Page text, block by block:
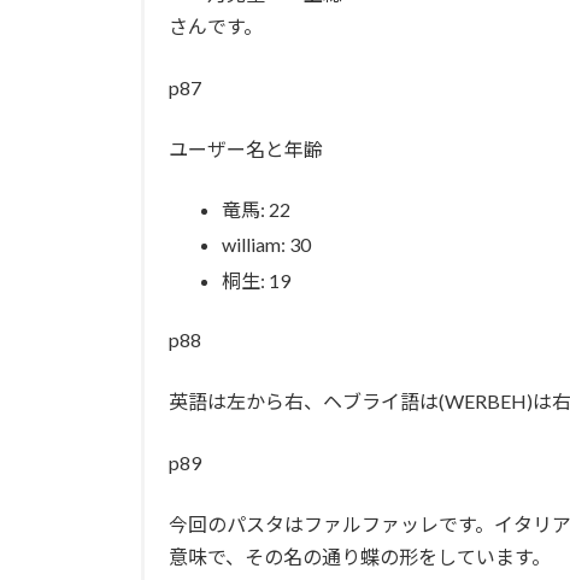
さんです。
p87
ユーザー名と年齢
竜馬: 22
william: 30
桐生: 19
p88
英語は左から右、ヘブライ語は(HEBREW)は
p89
今回のパスタはファルファッレです。イタリ
意味で、その名の通り蝶の形をしています。